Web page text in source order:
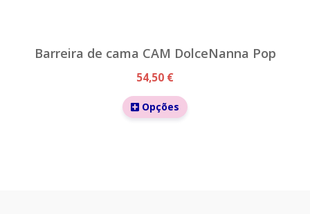
Barreira de cama CAM DolceNanna Pop
54,50 €
Opções